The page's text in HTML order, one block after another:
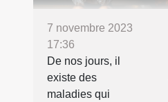
7 novembre 2023
17:36
De nos jours, il
existe des
maladies qui